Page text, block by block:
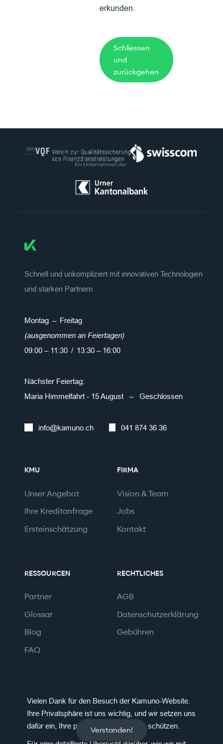
erkunden.
Schliessen
und
zurückgehen
Schnell und unkompliziert mit innovativen Technologien
und starken Partnern
Montag – Freitag
(ausgenommen an Feiertagen)
09:00 – 11:30 / 13:30 – 16:00
Nächster Feiertag:
Maria Himmelfahrt - 15 August – Geschlossen
info@kamuno.ch 041 874 36 36
KMU
Unser Angebot
Ihre Kreditanfrage
Ersteinschätzung
FIRMA
Vision & Team
Jobs
Kontakt
RESSOURCEN
Partner
Glossar
Blog
FAQ
RECHTLICHES
AGB
Datenschutzerklärung
Gebühren
Bewirb dich bei uns
Vielen Dank für den Besuch der Kamuno-Website.
Ihre Privatsphäre ist uns wichtig, und wir setzen uns
dafür ein, Ihre persönlichen Daten zu schützen.
Verstanden!